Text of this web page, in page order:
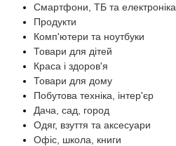
Смартфони, ТБ та електроніка
Продукти
Комп'ютери та ноутбуки
Товари для дітей
Краса і здоров'я
Товари для дому
Побутова техніка, інтер'єр
Дача, сад, город
Одяг, взуття та аксесуари
Офіс, школа, книги